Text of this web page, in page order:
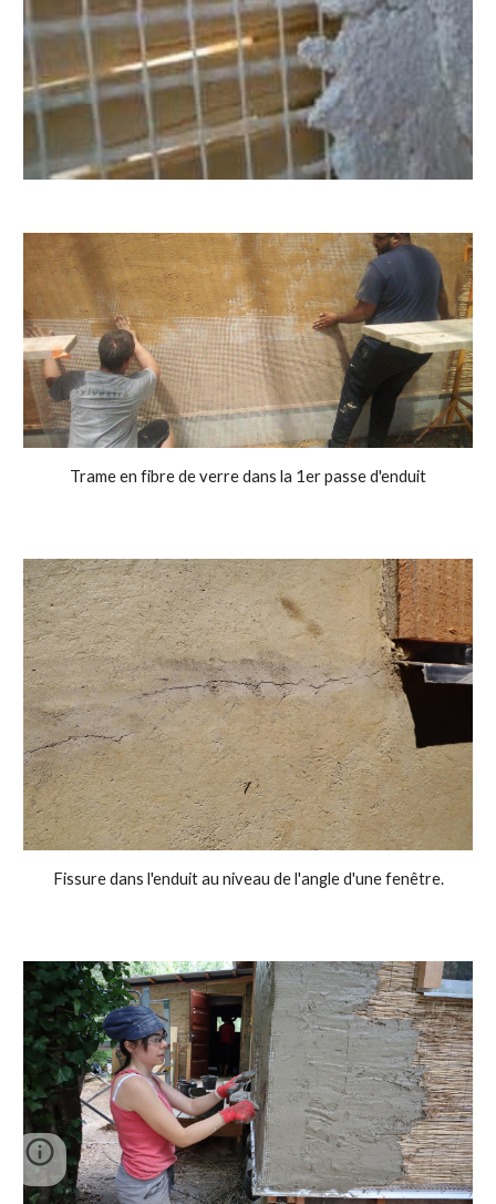
Trame en fibre de verre dans la 1er passe d'enduit
Fissure dans l'enduit au niveau de l'angle d'une fenêtre.